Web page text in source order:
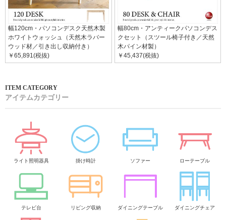
幅120cm・パソコンデスク天然木製
ホワイトウォッシュ（天然木ラバー
ウッド材／引き出し収納付き）
￥65,891(税抜)
幅80cm・アンティークパソコンデス
クセット（スツール椅子付き／天然
木パイン材製）
￥45,437(税抜)
アイテムカテゴリー
ライト照明器具 掛け時計 ソファー ローテーブル
テレビ台 リビング収納 ダイニングテーブル ダイニングチェア